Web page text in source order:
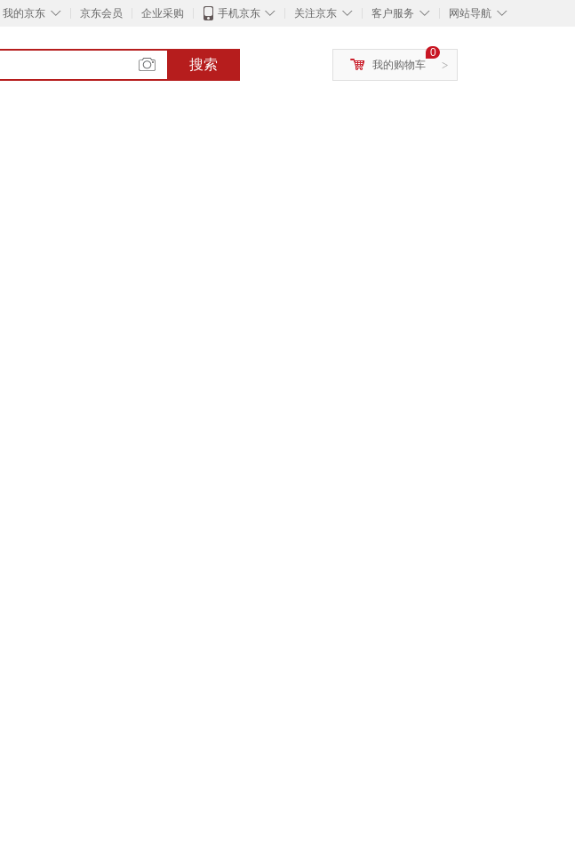
◇
我的京东 京东会员 企业采购 ◇
手机京东 ◇
关注京东 ◇
客户服务 ◇
网站导航
搜索 >
0
我的购物车